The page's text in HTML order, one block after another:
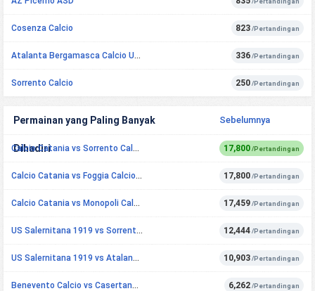
Cosenza Calcio 823 /Pertandingan
Atalanta Bergamasca Calcio U23 336 /Pertandingan
Sorrento Calcio 250 /Pertandingan
Permainan yang Paling Banyak
Dihadiri
Sebelumnya
Berikutnya
Calcio Catania vs Sorrento Calcio 17,800 /Pertandingan
Calcio Catania vs Foggia Calcio 1920 17,800 /Pertandingan
Calcio Catania vs Monopoli Calcio 1966 17,459 /Pertandingan
US Salernitana 1919 vs Sorrento Calcio 12,444 /Pertandingan
US Salernitana 1919 vs Atalanta Bergamasca Calcio U23 10,903 /Pertandingan
Benevento Calcio vs Casertana FC 6,262 /Pertandingan